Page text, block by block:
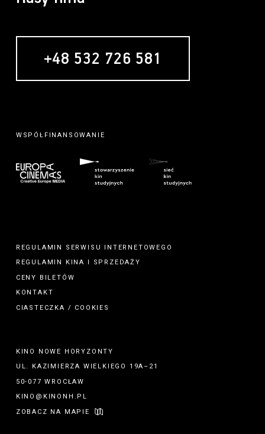
+48 532 726 581
WSPÓŁFINANSOWANIE
REGULAMIN SERWISU INTERNETOWEGO
REGULAMIN
KINA
SPRZEDAŻY
CENY BILETÓW
KONTAKT
CIASTECZKA / COOKIES
KINO NOWE HORYZONTY
UL. KAZIMIERZA WIELKIEGO 19A–21
50-077 WROCŁAW
KINO@KINONH.PL
ZOBACZ NA MAPIE